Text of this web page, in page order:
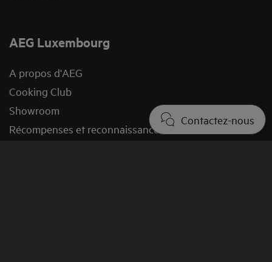
Contactez-nous
AEG Luxembourg
A propos d'AEG
Cooking Club
Showroom
Récompenses et reconnaissances